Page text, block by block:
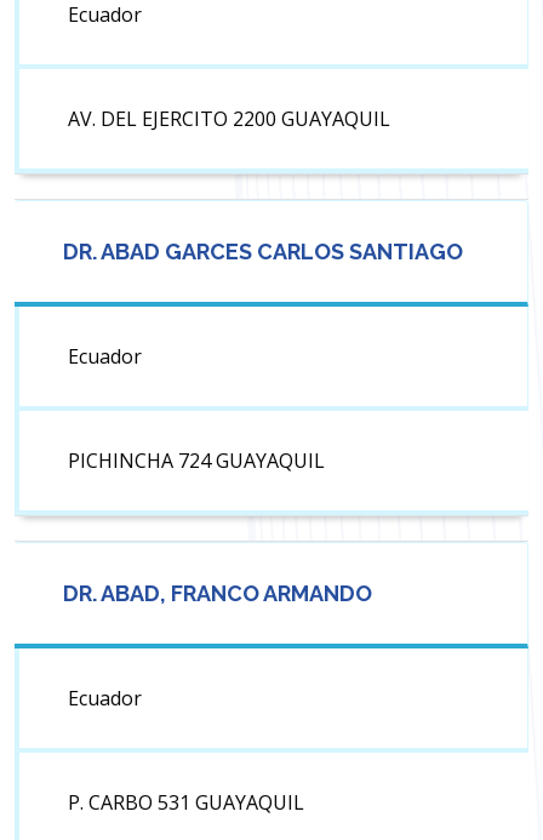
Ecuador
AV. DEL EJERCITO 2200 GUAYAQUIL
DR. ABAD GARCES CARLOS SANTIAGO
Ecuador
PICHINCHA 724 GUAYAQUIL
DR. ABAD, FRANCO ARMANDO
Ecuador
P. CARBO 531 GUAYAQUIL